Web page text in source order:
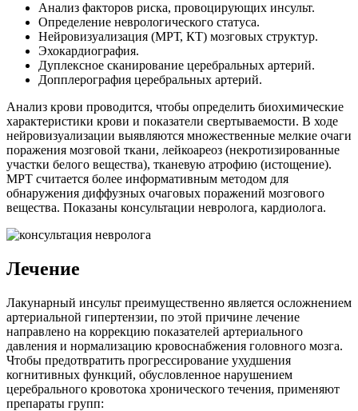
Анализ факторов риска, провоцирующих инсульт.
Определение неврологического статуса.
Нейровизуализация (МРТ, КТ) мозговых структур.
Эхокардиография.
Дуплексное сканирование церебральных артерий.
Допплерография церебральных артерий.
Анализ крови проводится, чтобы определить биохимические
характеристики крови и показатели свертываемости. В ходе
нейровизуализации выявляются множественные мелкие очаги
поражения мозговой ткани, лейкоареоз (некротизированные
участки белого вещества), тканевую атрофию (истощение).
МРТ считается более информативным методом для
обнаружения диффузных очаговых поражений мозгового
вещества. Показаны консультации невролога, кардиолога.
Лечение
Лакунарный инсульт преимущественно является осложнением
артериальной гипертензии, по этой причине лечение
направлено на коррекцию показателей артериального
давления и нормализацию кровоснабжения головного мозга.
Чтобы предотвратить прогрессирование ухудшения
когнитивных функций, обусловленное нарушением
церебрального кровотока хронического течения, применяют
препараты групп: